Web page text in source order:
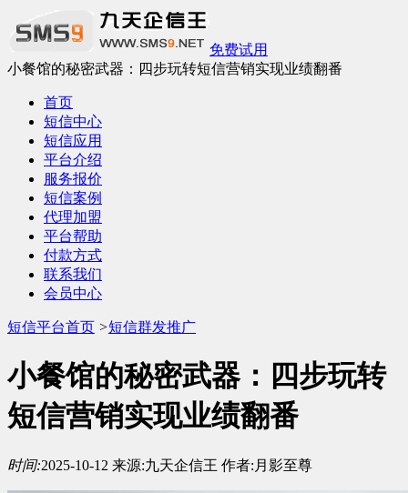
免费试用
小餐馆的秘密武器：四步玩转短信营销实现业绩翻番
首页
短信中心
短信应用
平台介绍
服务报价
短信案例
代理加盟
平台帮助
付款方式
联系我们
会员中心
短信平台首页 >短信群发推广
小餐馆的秘密武器：四步玩转
短信营销实现业绩翻番
时间:2025-10-12 来源:九天企信王 作者: 月影至尊